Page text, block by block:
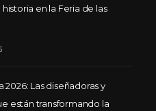
en la Feria de las
Las diseñadoras y
están transformando la